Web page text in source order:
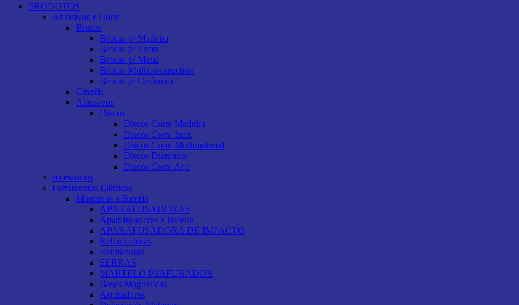
PRODUTOS
Abrasivos e Corte
Brocas
Brocas p/ Madeira
Brocas p/ Pedra
Brocas p/ Metal
Brocas Multiconstruction
Brocas p/ Cerâmica
Cinzéis
Abrasivos
Discos
Discos Corte Madeira
Discos Corte Inox
Discos Corte Multimaterial
Discos Diamante
Discos Corte Aço
Acessórios
Ferramentas Elétricas
Máquinas a Bateria
APARAFUSADORAS
Aparafusadoras a Bateria
APARAFUSADORA DE IMPACTO
Rebarbadoras
Rebitadoras
SERRAS
MARTELO PERFURADOR
Bases Magnéticas
Aspiradores